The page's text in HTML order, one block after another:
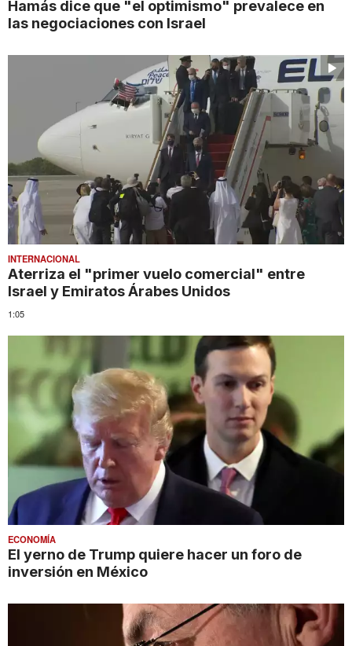
Hamás dice que "el optimismo" prevalece en
las negociaciones con Israel
INTERNACIONAL
Aterriza el "primer vuelo comercial" entre
Israel y Emiratos Árabes Unidos
1:05
ECONOMÍA
El yerno de Trump quiere hacer un foro de
inversión en México